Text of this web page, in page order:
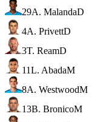
29A. MalandaD
4A. PrivettD
3T. ReamD
11L. AbadaM
8A. WestwoodM
13B. BronicoM